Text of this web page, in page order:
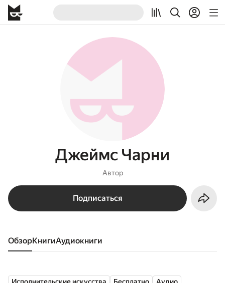
Джеймс Чарни
Автор
Подписаться
Обзор книги аудиокниги